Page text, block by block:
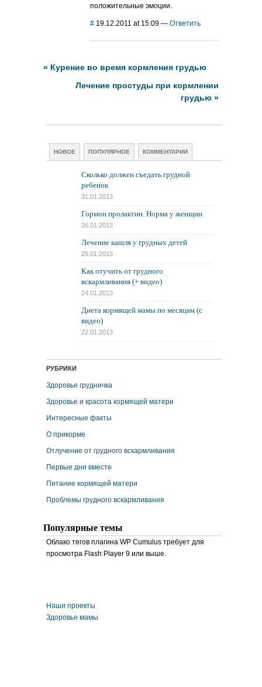
положительные эмоции.
# 19.12.2011 at 15:09 — Ответить
« Курение во время кормления грудью
Лечение простуды при кормлении
грудью »
НОВОЕ ПОПУЛЯРНОЕ КОММЕНТАРИИ
Сколько должен съедать грудной
ребенок
31.01.2013
Гормон пролактин. Норма у женщин
26.01.2013
Лечение кашля у грудных детей
25.01.2013
Как отучить от грудного
вскармливания (+ видео)
24.01.2013
Диета кормящей мамы по месяцам (с
видео)
22.01.2013
РУБРИКИ
Здоровье грудничка
Здоровье и красота кормящей матери
Интересные факты
О прикорме
Отлучение от грудного вскармливания
Первые дни вместе
Питание кормящей матери
Проблемы грудного вскармливания
Популярные темы
Облако тегов плагина WP Cumulus требует для
просмотра Flash Player 9 или выше.
Наши проекты
Здоровье мамы